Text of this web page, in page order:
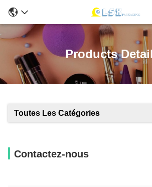
Products
Toutes Les Catégories
Contactez-nous